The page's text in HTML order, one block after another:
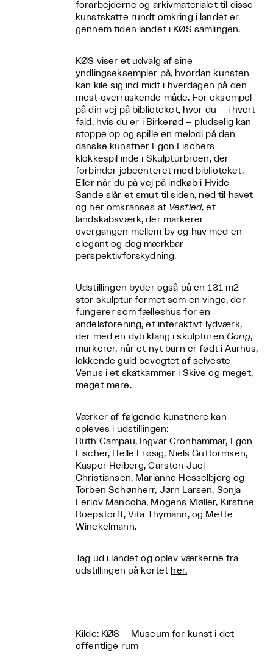
forarbejderne og arkivmaterialet til disse
kunstskatte rundt omkring i landet er
gennem tiden landet i KØS samlingen.
KØS viser et udvalg af sine
yndlingseksempler på, hvordan kunsten
kan kile sig ind midt i hverdagen på den
mest overraskende måde. For eksempel
på din vej på biblioteket, hvor du – i hvert
fald, hvis du er i Birkerød – pludselig kan
stoppe op og spille en melodi på den
danske kunstner Egon Fischers
klokkespil inde i Skulpturbroen, der
forbinder jobcenteret med biblioteket.
Eller når du på vej på indkøb i Hvide
Sande slår et smut til siden, ned til havet
og her omkranses af Vestled, et
landskabsværk, der markerer
overgangen mellem by og hav med en
elegant og dog mærkbar
perspektivforskydning.
Udstillingen byder også på en 131 m2
stor skulptur formet som en vinge, der
fungerer som fælleshus for en
andelsforening, et interaktivt lydværk,
der med en dyb klang i skulpturenGong,
markerer, når et nyt barn er født i Aarhus,
lokkende guld bevogtet af selveste
Venus i et skatkammer i Skive og meget,
meget mere.
Værker af følgende kunstnere kan
opleves i udstillingen:
Ruth Campau, Ingvar Cronhammar, Egon
Fischer, Helle Frøsig, Niels Guttormsen,
Kasper Heiberg, Carsten Juel-
Christiansen, Marianne Hesselbjerg og
Torben Schønherr, Jørn Larsen, Sonja
Ferlov Mancoba, Mogens Møller, Kirstine
Roepstorff, Vita Thymann, og Mette
Winckelmann.
Tag ud i landet og oplev værkerne fra
udstillingen på kortet her.
Kilde: KØS – Museum for kunst i det
offentlige rum